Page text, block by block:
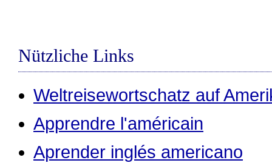
Nützliche Links
Weltreisewortschatz auf
Apprendre l'américain
Aprender inglés americano